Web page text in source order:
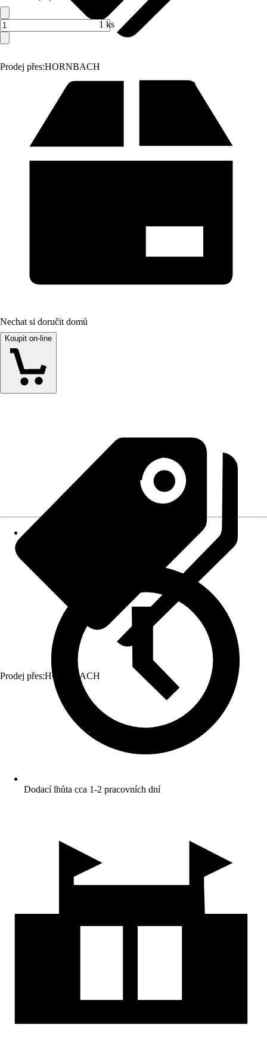
Prodej přes:HORNBACH
1 ks
Nechat si doručit domů
Koupit on-line
Prodej přes:HORNBACH
Dodací lhůta cca 1-2 pracovních dní